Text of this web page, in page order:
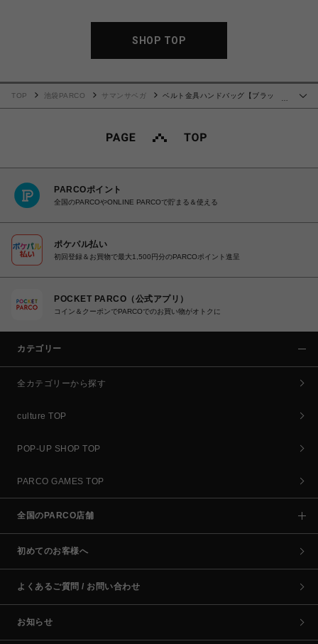
SHOP TOP
TOP 池袋PARCO サマンサベガ
ベルト金具ハンドバッグ【ブラッ
PARCOポイント
全国のPARCOやONLINE PARCOで貯まる＆使える
ポケパル払い
初回登録＆お買物で最大1,500円分のPARCOポイント進呈
POCKET PARCO（公式アプリ）
コイン＆クーポンでPARCOでのお買い物がオトクに
カテゴリー
全カテゴリーから探す
culture TOP
POP-UP SHOP TOP
PARCO GAMES TOP
全国のPARCO店舗
初めてのお客様へ
よくあるご質問 / お問い合わせ
お知らせ